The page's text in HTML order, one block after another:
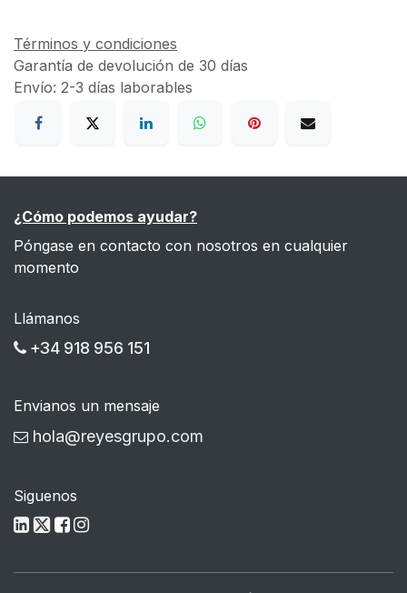
Términos y condiciones
Garantía de devolución de 30 días
Envío: 2-3 días laborables
¿Cómo podemos ayudar?
Póngase en contacto con nosotros en cualquier
momento
Llámanos
+34 918 956 151
Envianos un mensaje
hola@reyesgrupo.com
Siguenos